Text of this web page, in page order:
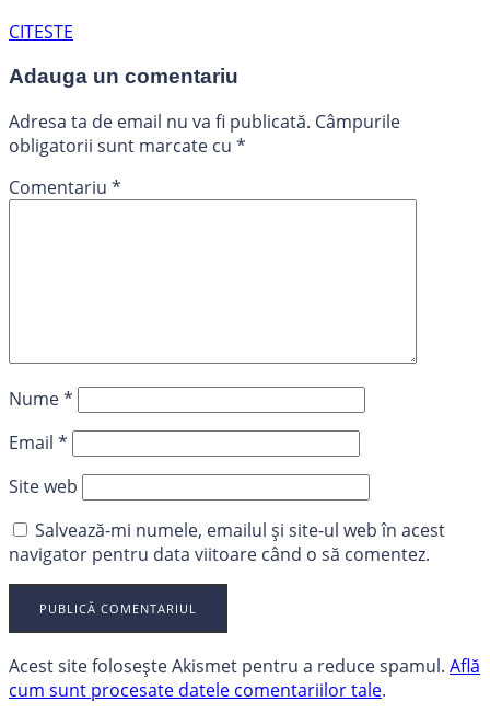
CITESTE
Adauga un comentariu
Adresa ta de email nu va fi publicată. Câmpurile
obligatorii sunt marcate cu *
Comentariu *
Nume*
Email *
Site web
Salvează-mi numele, emailul și site-ul web în acest
navigator pentru data viitoare când o să comentez.
Acest site folosește Akismet pentru a reduce spamul. Află
cum sunt procesate datele comentariilor tale.